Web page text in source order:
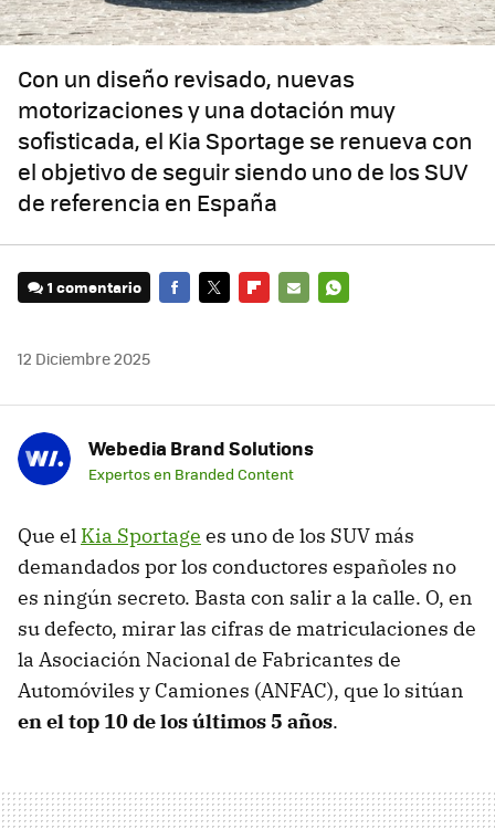
Con un diseño revisado, nuevas
motorizaciones y una dotación muy
sofisticada, el Kia Sportage se renueva con
el objetivo de seguir siendo uno de los SUV
de referencia en España
1 comentario
12 Diciembre 2025
Webedia Brand Solutions
Expertos en Branded Content
Que el Kia Sportage es uno de los SUV más
demandados por los conductores españoles no
es ningún secreto. Basta con salir a la calle. O, en
su defecto, mirar las cifras de matriculaciones de
la Asociación Nacional de Fabricantes de
Automóviles y Camiones (ANFAC), que lo sitúan
en el top 10 de los últimos 5 años.